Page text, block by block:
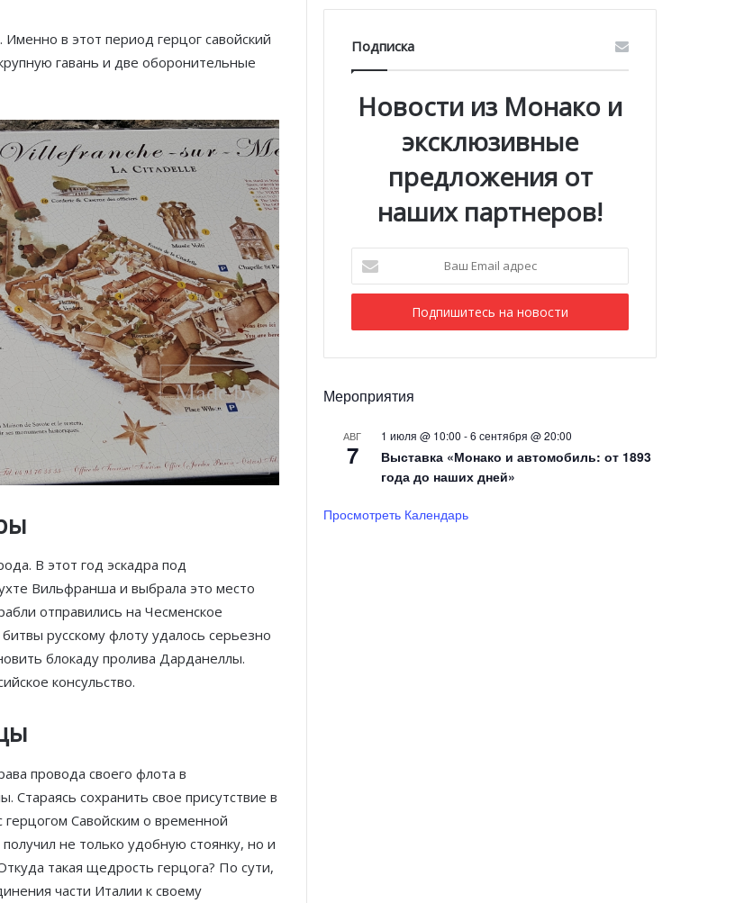
в этот период герцог савойский
гавань и две оборонительные
В этот год эскадра под
Вильфранша и выбрала это место
отправились на Чесменское
русскому флоту удалось серьезно
блокаду пролива Дарданеллы.
консульство.
провода своего флота в
сохранить свое присутствие в
Савойским о временной
не только удобную стоянку, но и
такая щедрость герцога? По сути,
части Италии к своему
Подписка
Новости из Монако и
эксклюзивные
предложения от
наших партнеров!
Email
адрес
Мероприятия
АВГ
7
1 июля @ 10:00 -6 сентября @ 20:00
Выставка «Монако и автомобиль: от 1893
года до наших дней»
Просмотреть Календарь